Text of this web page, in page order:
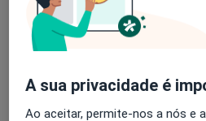
Psicóloga Clínica e da Saúde,
especializada na área da
comportamentos
Pacientes que trato
A sua privacidade é
Ao aceitar, permite-nos a nós e